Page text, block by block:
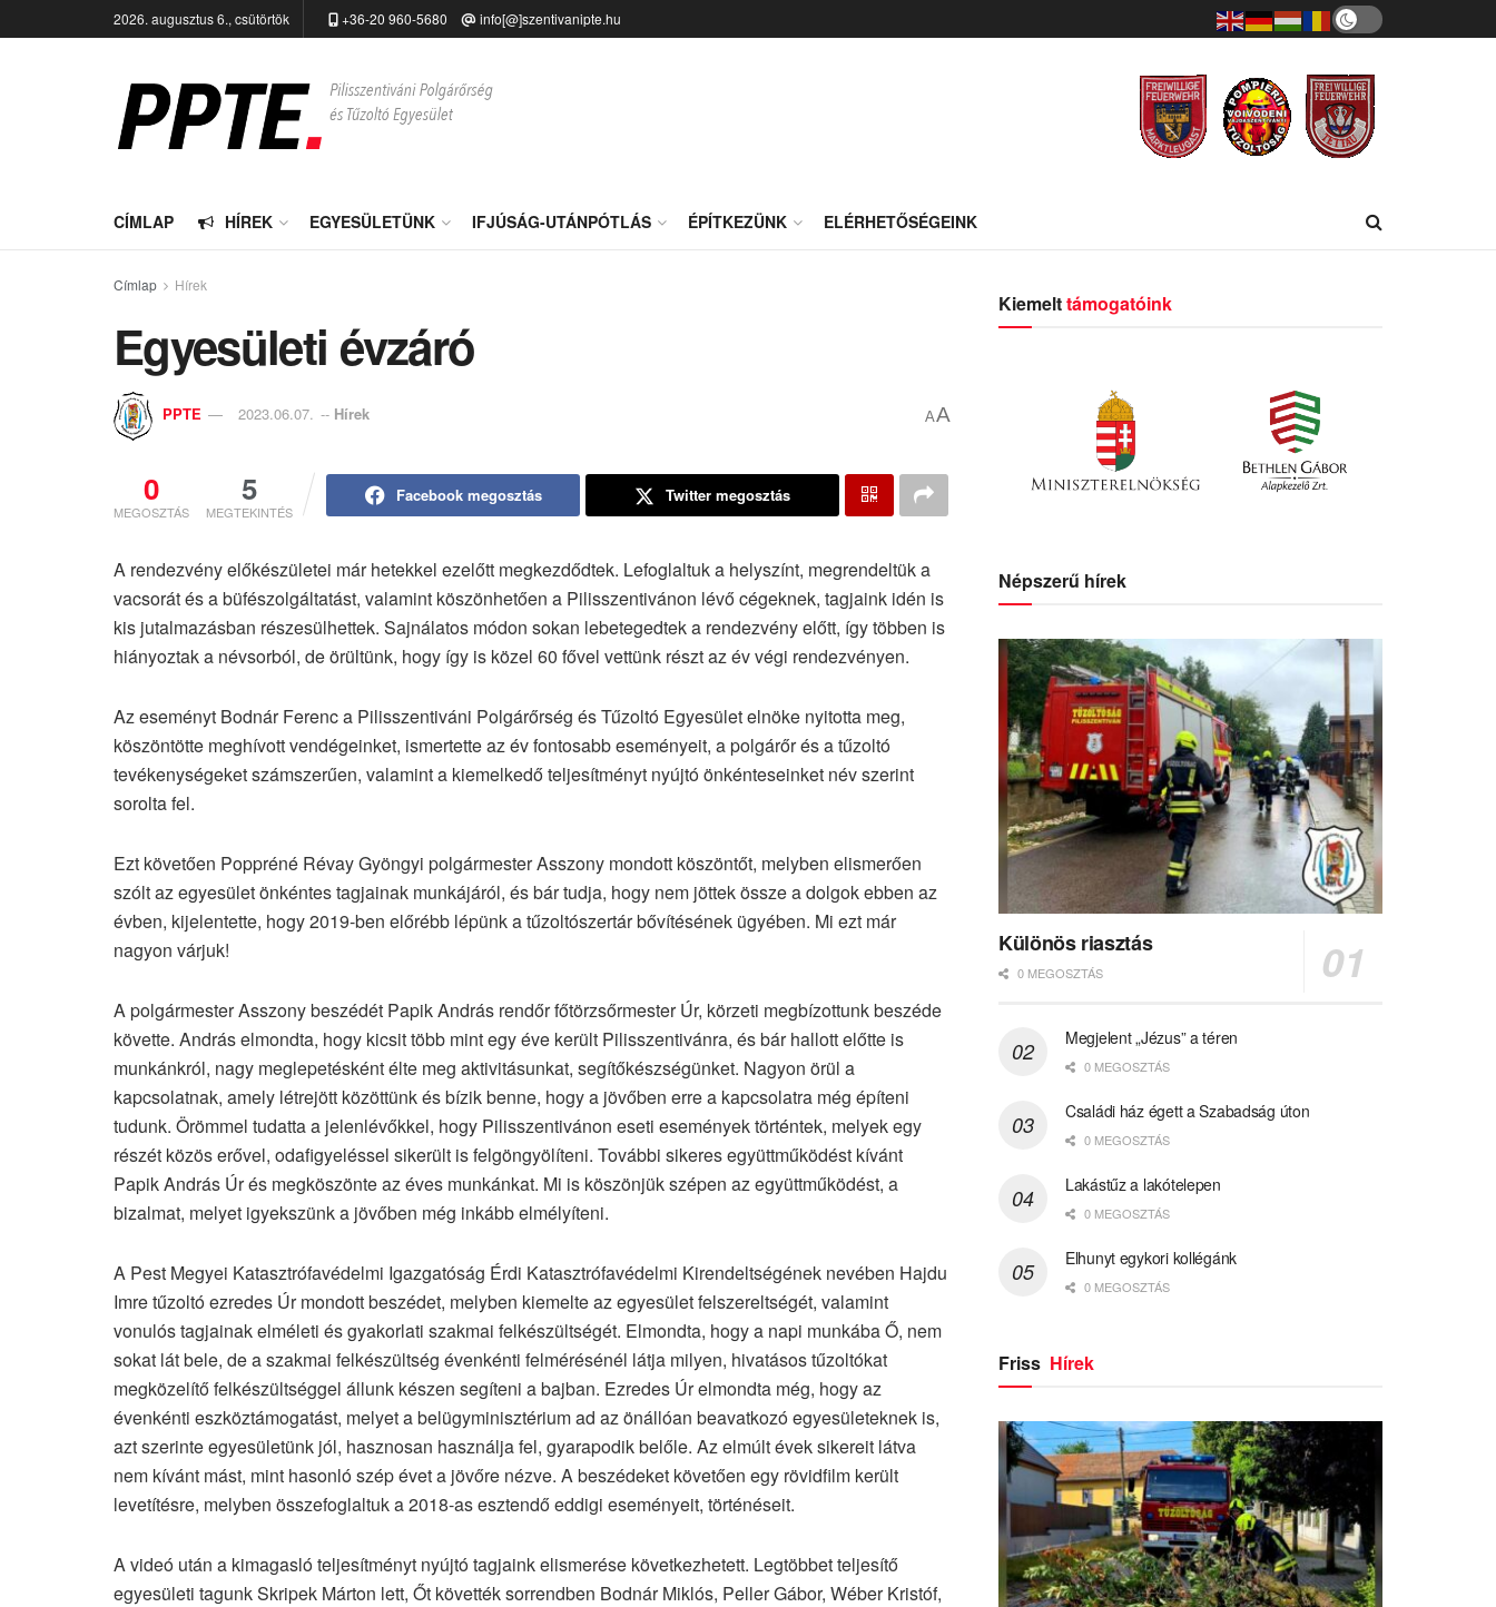
2026. augusztus 6., csütörtök +36-20 960-5680 info[@]szentivanipte.hu
CÍMLAP HÍREK EGYESÜLETÜNK IFJÚSÁG-UTÁNPÓTLÁS ÉPÍTKEZÜNK ELÉRHETŐSÉGEINK
Címlap Hírek
Egyesületi évzáró
PPTE 2023.06.07. -- Hírek AA
0
MEGOSZTÁS
5
MEGTEKINTÉS
Facebook megosztás Twitter megosztás
A rendezvény előkészületei már hetekkel ezelőtt megkezdődtek. Lefoglaltuk a helyszínt, megrendeltük a
vacsorát és a büfészolgáltatást, valamint köszönhetően a Pilisszentivánon lévő cégeknek, tagjaink idén is
kis jutalmazásban részesülhettek. Sajnálatos módon sokan lebetegedtek a rendezvény előtt, így többen is
hiányoztak a névsorból, de örültünk, hogy így is közel 60 fővel vettünk részt az év végi rendezvényen.
Az eseményt Bodnár Ferenc a Pilisszentiváni Polgárőrség és Tűzoltó Egyesület elnöke nyitotta meg,
köszöntötte meghívott vendégeinket, ismertette az év fontosabb eseményeit, a polgárőr és a tűzoltó
tevékenységeket számszerűen, valamint a kiemelkedő teljesítményt nyújtó önkénteseinket név szerint
sorolta fel.
Ezt követően Poppréné Révay Gyöngyi polgármester Asszony mondott köszöntőt, melyben elismerően
szólt az egyesület önkéntes tagjainak munkájáról, és bár tudja, hogy nem jöttek össze a dolgok ebben az
évben, kijelentette, hogy 2019-ben előrébb lépünk a tűzoltószertár bővítésének ügyében. Mi ezt már
nagyon várjuk!
A polgármester Asszony beszédét Papik András rendőr főtörzsőrmester Úr, körzeti megbízottunk beszéde
követte. András elmondta, hogy kicsit több mint egy éve került Pilisszentivánra, és bár hallott előtte is
munkánkról, nagy meglepetésként élte meg aktivitásunkat, segítőkészségünket. Nagyon örül a
kapcsolatnak, amely létrejött közöttünk és bízik benne, hogy a jövőben erre a kapcsolatra még építeni
tudunk. Örömmel tudatta a jelenlévőkkel, hogy Pilisszentivánon eseti események történtek, melyek egy
részét közös erővel, odafigyeléssel sikerült is felgöngyölíteni. További sikeres együttműködést kívánt
Papik András Úr és megköszönte az éves munkánkat. Mi is köszönjük szépen az együttműködést, a
bizalmat, melyet igyekszünk a jövőben még inkább elmélyíteni.
A Pest Megyei Katasztrófavédelmi Igazgatóság Érdi Katasztrófavédelmi Kirendeltségének nevében Hajdu
Imre tűzoltó ezredes Úr mondott beszédet, melyben kiemelte az egyesület felszereltségét, valamint
vonulós tagjainak elméleti és gyakorlati szakmai felkészültségét. Elmondta, hogy a napi munkába Ő, nem
sokat lát bele, de a szakmai felkészültség évenkénti felmérésénél látja milyen, hivatásos tűzoltókat
megközelítő felkészültséggel állunk készen segíteni a bajban. Ezredes Úr elmondta még, hogy az
évenkénti eszköztámogatást, melyet a belügyminisztérium ad az önállóan beavatkozó egyesületeknek is,
azt szerinte egyesületünk jól, hasznosan használja fel, gyarapodik belőle. Az elmúlt évek sikereit látva
nem kívánt mást, mint hasonló szép évet a jövőre nézve. A beszédeket követően egy rövidfilm került
levetítésre, melyben összefoglaltuk a 2018-as esztendő eddigi eseményeit, történéseit.
A videó után a kimagasló teljesítményt nyújtó tagjaink elismerése következhetett. Legtöbbet teljesítő
egyesületi tagunk Skripek Márton lett, Őt követték sorrendben Bodnár Miklós, Peller Gábor, Wéber Kristóf,
Kiemelttámogatóink
Népszerű hírek
Különös riasztás
0 MEGOSZTÁS
Megjelent „Jézus” a téren
0 MEGOSZTÁS
Családi ház égett a Szabadság úton
0 MEGOSZTÁS
Lakástűz a lakótelepen
0 MEGOSZTÁS
Elhunyt egykori kollégánk
0 MEGOSZTÁS
Friss Hírek